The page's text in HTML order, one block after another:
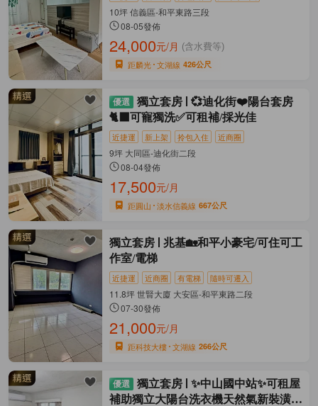
10坪 信義區-和平東路三段
08-05發佈
24,000元/月 (含水費等)
距麟光 文湖線 426公尺
獨立套房
💞迪化街❤️陽台套房
🐈‍⬛可寵獨洗✅可租補/採光佳
近捷運 新上架 拎包入住 近商圈
9坪 大同區-迪化街二段
08-04發佈
17,500元/月
距圓山 淡水信義線 667公尺
獨立套房
兆基🏡和平小豪宅/可住可工
作室/電梯
近捷運 近商圈 有電梯 隨時可遷入
11.8坪 世賢大廈 大安區-和平東路二段
07-30發佈
21,000元/月
距科技大樓 文湖線 266公尺
獨立套房
✨中山國中站✨可租屋
補助獨立大陽台洗衣機天然氣新裝潢家